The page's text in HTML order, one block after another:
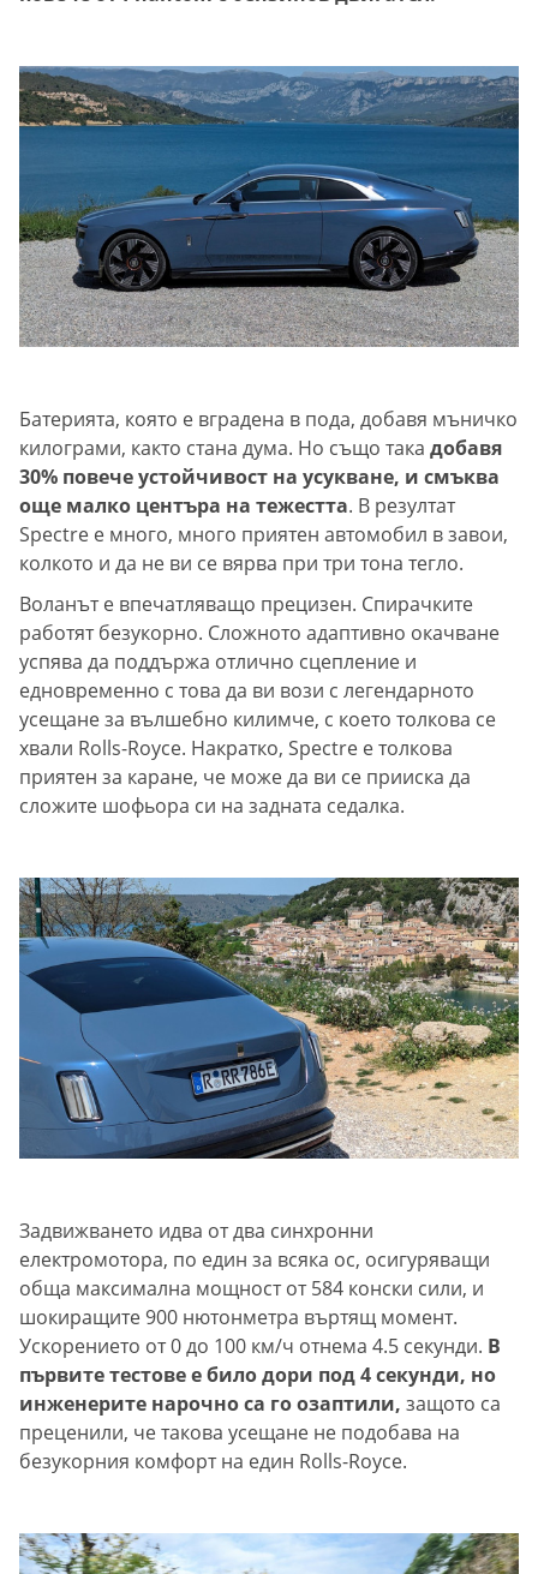
Батерията, която е вградена в пода, добавя мъничко
килограми, както стана дума. Но също така добавя
30% повече устойчивост на усукване, и смъква
още малко центъра на тежестта. В резултат
Spectre е много, много приятен автомобил в завои,
колкото и да не ви се вярва при три тона тегло.
Воланът е впечатляващо прецизен. Спирачките
работят безукорно. Сложното адаптивно окачване
успява да поддържа отлично сцепление и
едновременно с това да ви вози с легендарното
усещане за вълшебно килимче, с което толкова се
хвали Rolls-Royce. Накратко, Spectre е толкова
приятен за каране, че може да ви се прииска да
сложите шофьора си на задната седалка.
Задвижването идва от два синхронни
електромотора, по един за всяка ос, осигуряващи
обща максимална мощност от 584 конски сили, и
шокиращите 900 нютонметра въртящ момент.
Ускорението от 0 до 100 км/ч отнема 4.5 секунди. В
първите тестове е било дори под 4 секунди, но
инженерите нарочно са го озаптили, защото са
преценили, че такова усещане не подобава на
безукорния комфорт на един Rolls-Royce.